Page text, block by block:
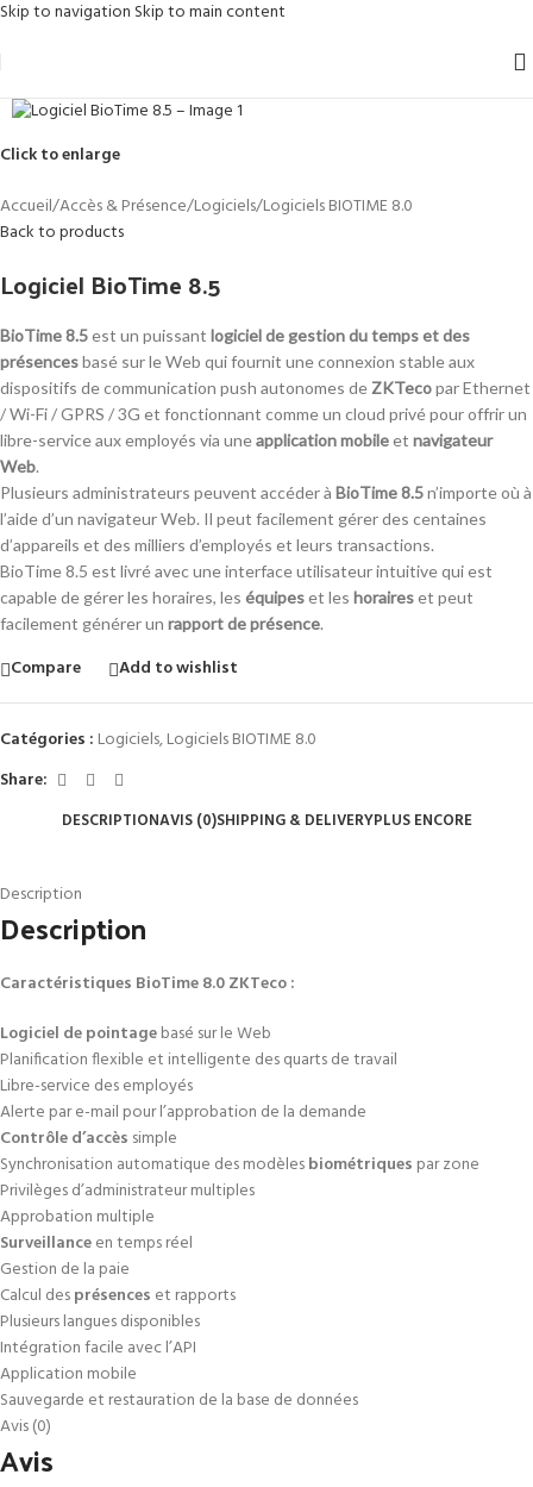
Skip to navigation Skip to main content
Click to enlarge
Accueil/Accès & Présence/Logiciels/Logiciels BIOTIME 8.0
Back to products
Logiciel BioTime 8.5
BioTime 8.5est un puissant logiciel de gestion du temps et des
présencesbasé sur le Web qui fournit une connexion stable aux
dispositifs de communication push autonomes de ZKTecopar Ethernet
/ Wi-Fi / GPRS / 3G et fonctionnant comme un cloud privé pour offrir un
libre-service aux employés via uneapplication mobileet navigateur
Web.
Plusieurs administrateurs peuvent accéder à BioTime 8.5n’importe où à
l’aide d’un navigateur Web. Il peut facilement gérer des centaines
d’appareils et des milliers d’employés et leurs transactions.
BioTime 8.5 est livré avec une interface utilisateur intuitive qui est
capable de gérer les horaires, les équipeset les horaireset peut
facilement générer un rapport de présence.
Compare Add to wishlist
Catégories : Logiciels,Logiciels BIOTIME 8.0
Share:
DESCRIPTIONAVIS (0)SHIPPING & DELIVERYPLUS ENCORE
Description
Description
Caractéristiques BioTime 8.0 ZKTeco :
Logiciel de pointagebasé sur le Web
Planification flexible et intelligente des quarts de travail
Libre-service des employés
Alerte par e-mail pour l’approbation de la demande
Contrôle d’accès simple
Synchronisation automatique des modèlesbiométriques par zone
Privilèges d’administrateur multiples
Approbation multiple
Surveillanceen temps réel
Gestion de la paie
Calcul desprésences et rapports
Plusieurs langues disponibles
Intégration facile avec l’API
Application mobile
Sauvegarde et restauration de la base de données
Avis (0)
Avis